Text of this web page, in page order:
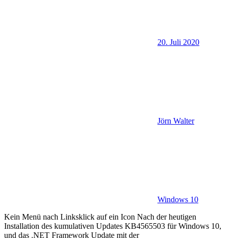
20. Juli 2020
Jörn Walter
Windows 10
Kein Menü nach Linksklick auf ein Icon Nach der heutigen
Installation des kumulativen Updates KB4565503 für Windows 10,
und das .NET Framework Update mit der